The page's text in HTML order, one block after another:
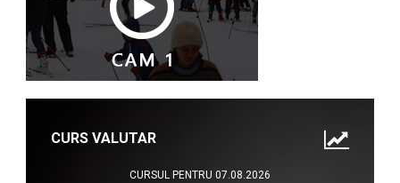
CURS VALUTAR
CURSUL PENTRU 07.08.2026